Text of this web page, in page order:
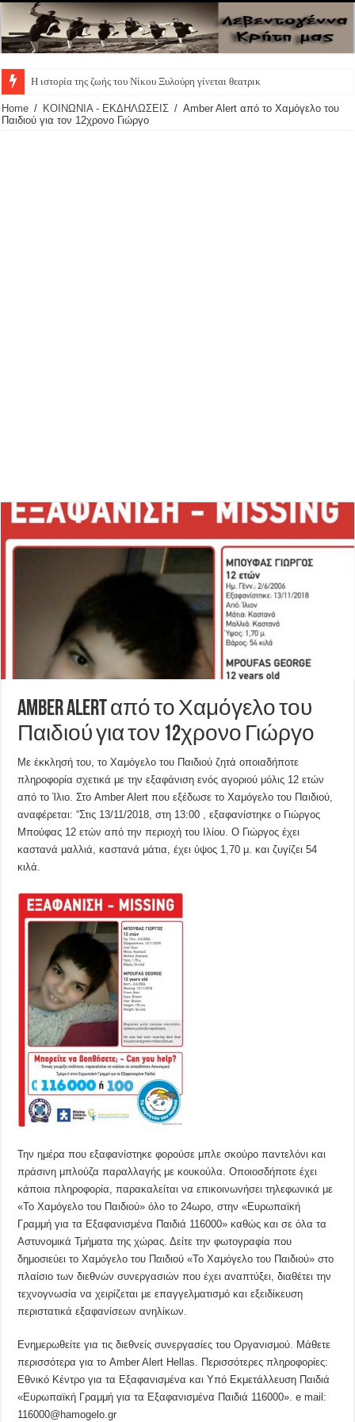
Η ιστορία της ζωής του Νίκου Ξυλούρη γίνεται θεατρική παράσ
Home / ΚΟΙΝΩΝΙΑ - ΕΚΔΗΛΩΣΕΙΣ / Amber Alert από το Χαμόγελο του
Παιδιού για τον 12χρονο Γιώργο
Amber Alert από το Χαμόγελο του
Παιδιού για τον 12χρονο Γιώργο
Με έκκλησή του, το Χαμόγελο του Παιδιού ζητά οποιαδήποτε
πληροφορία σχετικά με την εξαφάνιση ενός αγοριού μόλις 12 ετών
από το Ίλιο. Στο Amber Alert που εξέδωσε το Χαμόγελο του Παιδιού,
αναφέρεται: “Στις 13/11/2018, στη 13:00 , εξαφανίστηκε o Γιώργος
Μπούφας 12 ετών από την περιοχή του Ιλίου. Ο Γιώργος έχει
καστανά μαλλιά, καστανά μάτια, έχει ύψος 1,70 μ. και ζυγίζει 54
κιλά.
Την ημέρα που εξαφανίστηκε φορούσε μπλε σκούρο παντελόνι και
πράσινη μπλούζα παραλλαγής με κουκούλα. Οποιοσδήποτε έχει
κάποια πληροφορία, παρακαλείται να επικοινωνήσει τηλεφωνικά με
«Το Χαμόγελο του Παιδιού» όλο το 24ωρο, στην «Ευρωπαϊκή
Γραμμή για τα Εξαφανισμένα Παιδιά 116000» καθώς και σε όλα τα
Αστυνομικά Τμήματα της χώρας. Δείτε την φωτογραφία που
δημοσιεύει το Χαμόγελο του Παιδιού «Το Χαμόγελο του Παιδιού» στο
πλαίσιο των διεθνών συνεργασιών που έχει αναπτύξει, διαθέτει την
τεχνογνωσία να χειρίζεται με επαγγελματισμό και εξειδίκευση
περιστατικά εξαφανίσεων ανηλίκων.
Ενημερωθείτε για τις διεθνείς συνεργασίες του Οργανισμού. Μάθετε
περισσότερα για το Amber Alert Hellas. Περισσότερες πληροφορίες:
Εθνικό Κέντρο για τα Εξαφανισμένα και Υπό Εκμετάλλευση Παιδιά
«Ευρωπαϊκή Γραμμή για τα Εξαφανισμένα Παιδιά 116000». e mail:
116000@hamogelo.gr